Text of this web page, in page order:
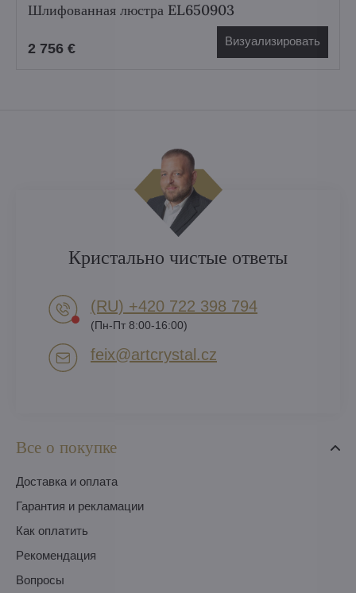
Шлифованная люстра EL650903
2 756 € Визуализировать
Все о покупке
Доставка и оплата
Гарантия и рекламации
Как оплатить
Pекомендация
Вопросы
Кристально чистые ответы
(RU) +420 722 398 794​
(Пн-Пт 8:00-16:00)
feix​@artcrystal​.cz